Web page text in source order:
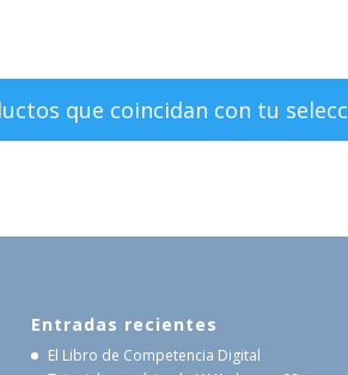
que coincidan con tu
Entradas recientes
El Libro de Competencia Digital